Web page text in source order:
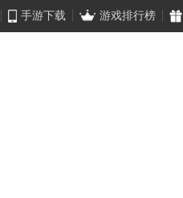
手游下载 游戏排行榜